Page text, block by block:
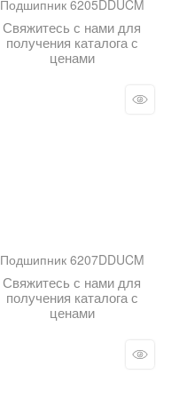
Подшипник 6205DDUCM
Свяжитесь с нами для
получения каталога с
ценами
Подшипник 6207DDUCM
Свяжитесь с нами для
получения каталога с
ценами